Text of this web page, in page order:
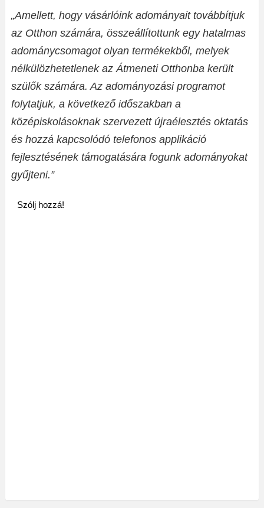
„Amellett, hogy vásárlóink adományait továbbítjuk
az Otthon számára, összeállítottunk egy hatalmas
adománycsomagot olyan termékekből, melyek
nélkülözhetetlenek az Átmeneti Otthonba került
szülők számára. Az adományozási programot
folytatjuk, a következő időszakban a
középiskolásoknak szervezett újraélesztés oktatás
és hozzá kapcsolódó telefonos applikáció
fejlesztésének támogatására fogunk adományokat
gyűjteni.”
Szólj hozzá!